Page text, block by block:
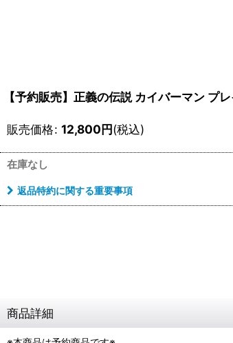
【予約販売】正義の伝説 カイバーマン プ
販売価格: 12,800円(税込)
在庫なし
返品特約に関する重要事項
商品詳細